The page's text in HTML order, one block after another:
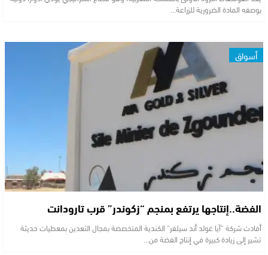
بوصفه المادة الضرورية للزراعة…
أسواق
الفضة..إنتاجها يرتفع بمنجم “زكوندر” قرب تارودانت
أفادت شركة “آيا غولد أند سيلفر” الكندية المتخصصة بمجال التعدين بمعطيات حديثة
تشير إلى زيادة كبيرة في إنتاج الفضة من…